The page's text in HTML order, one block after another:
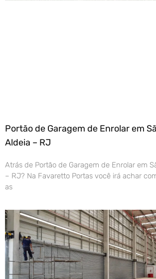
Portão de Garagem de Enrolar em
Aldeia – RJ
Atrás de Portão de Garagem de Enrolar em
– RJ? Na Favaretto Portas você irá achar
as